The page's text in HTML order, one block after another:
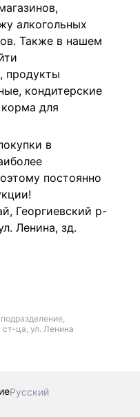
алкогольных
Также в нашем
продукты
кондитерские
для
в
постоянно
Георгиевский р-
Ленина, зд.
ст-ца, ул. Ленина
Русский